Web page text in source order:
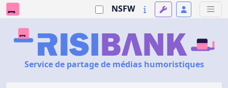
NSFW
Service de partage de médias humoristiques